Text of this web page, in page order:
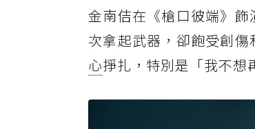
金南佶在《槍口彼端》
次拿起武器，卻飽受創傷
心掙扎，特別是「我不想